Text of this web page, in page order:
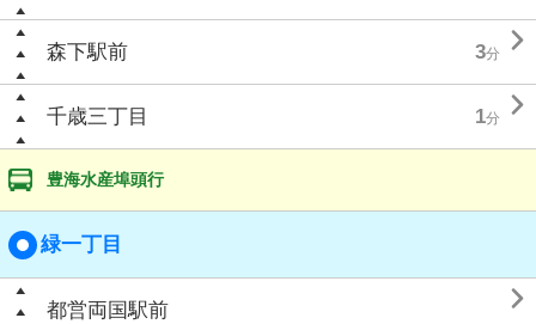
森下駅前 3分 
千歳三丁目 1分 
豊海水産埠頭行
緑一丁目
都営両国駅前 